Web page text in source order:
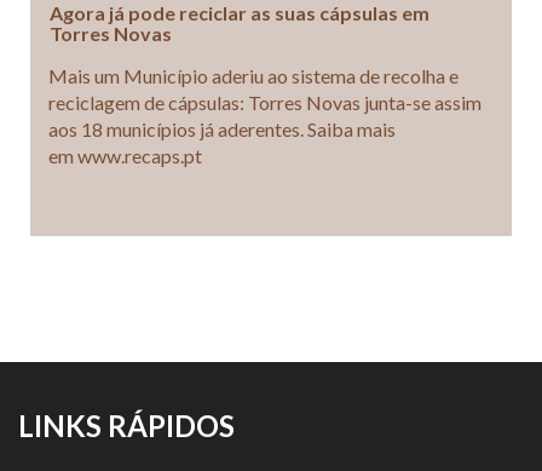
Agora já pode reciclar as suas cápsulas em
Torres Novas
Mais um Município aderiu ao sistema de recolha e
reciclagem de cápsulas: Torres Novas junta-se assim
aos 18 municípios já aderentes. Saiba mais
em www.recaps.pt
LINKS RÁPIDOS